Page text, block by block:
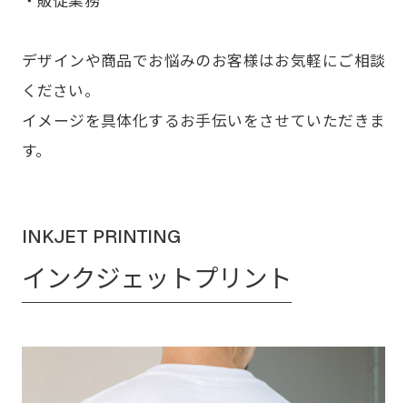
デザインや商品でお悩みのお客様はお気軽にご相談
ください。
イメージを具体化するお手伝いをさせていただきま
す。
INKJET PRINTING
インクジェットプリント